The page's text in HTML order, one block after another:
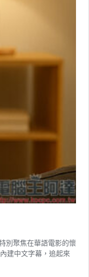
別聚焦在華語電影的懷
建中文字幕，追起來